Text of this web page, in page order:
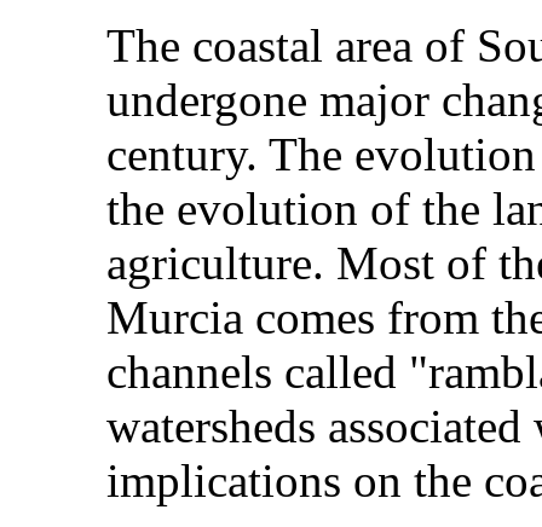
The coastal area of
undergone major
century. The
the evolution of the
agriculture. Most of
Murcia comes from
channels called
watersheds
implications on the